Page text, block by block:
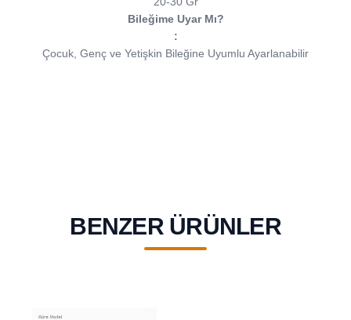
Bileğime Uyar Mı?
:
Çocuk, Genç ve Yetişkin Bileğine Uyumlu Ayarlanabilir
BENZER ÜRÜNLER